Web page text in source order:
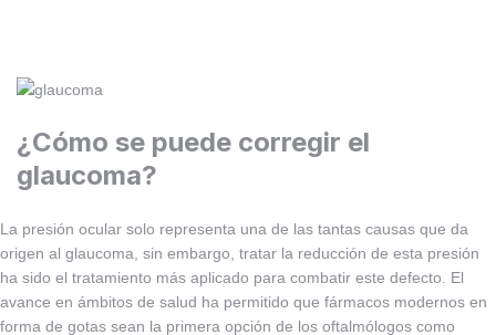
¿Cómo se puede corregir el
glaucoma?
La presión ocular solo representa una de las tantas causas que da
origen al glaucoma, sin embargo, tratar la reducción de esta presión
ha sido el tratamiento más aplicado para combatir este defecto. El
avance en ámbitos de salud ha permitido que fármacos modernos en
forma de gotas sean la primera opción de los oftalmólogos como